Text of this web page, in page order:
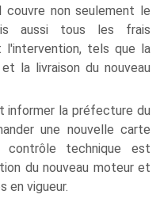
couvre non seulement le
aussi tous les frais
l'intervention, tels que la
la livraison du nouveau
informer la préfecture du
une nouvelle carte
technique est
du nouveau moteur et
en vigueur.